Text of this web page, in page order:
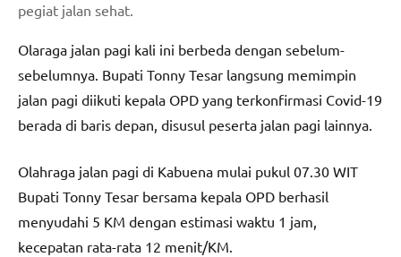
pegiat jalan sehat.
Olaraga jalan pagi kali ini berbeda dengan sebelum-
sebelumnya. Bupati Tonny Tesar langsung memimpin
jalan pagi diikuti kepala OPD yang terkonfirmasi Covid-19
berada di baris depan, disusul peserta jalan pagi lainnya.
Olahraga jalan pagi di Kabuena mulai pukul 07.30 WIT
Bupati Tonny Tesar bersama kepala OPD berhasil
menyudahi 5 KM dengan estimasi waktu 1 jam,
kecepatan rata-rata 12 menit/KM.